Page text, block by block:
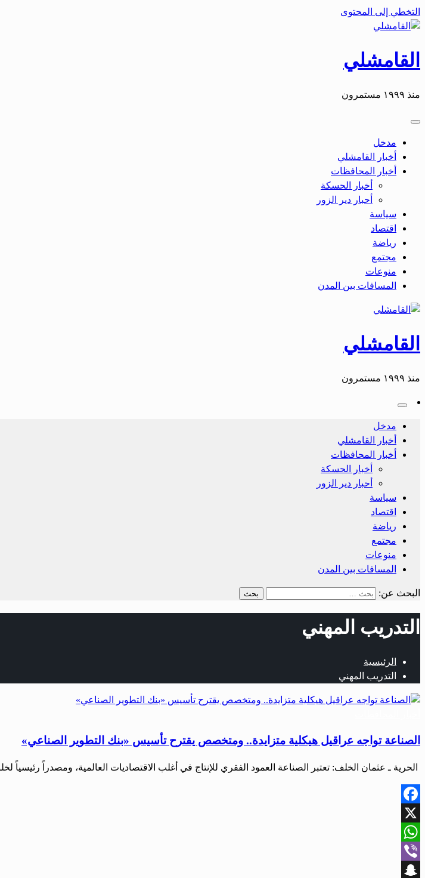
التخطي إلى المحتوى
القامشلي
منذ ١٩٩٩ مستمرون
مدخل
أخبار القامشلي
أخبار المحافظات
أخبار الحسكة
أحبار دير الزور
سياسة
اقتصاد
رياضة
مجتمع
منوعات
المسافات بين المدن
القامشلي
منذ ١٩٩٩ مستمرون
مدخل
أخبار القامشلي
أخبار المحافظات
أخبار الحسكة
أحبار دير الزور
سياسة
اقتصاد
رياضة
مجتمع
منوعات
المسافات بين المدن
البحث عن:
التدريب المهني
الرئيسية
التدريب المهني
الصناعة تواجه عراقيل هيكلية متزايدة.. ومتخصص يقترح تأسيس «بنك التطوير الصناعي»
الحرية ـ عثمان الخلف: تعتبر الصناعة العمود الفقري للإنتاج في أغلب الاقتصاديات العالمية، ومصدراً رئيسياً
Facebook
X
WhatsApp
Viber